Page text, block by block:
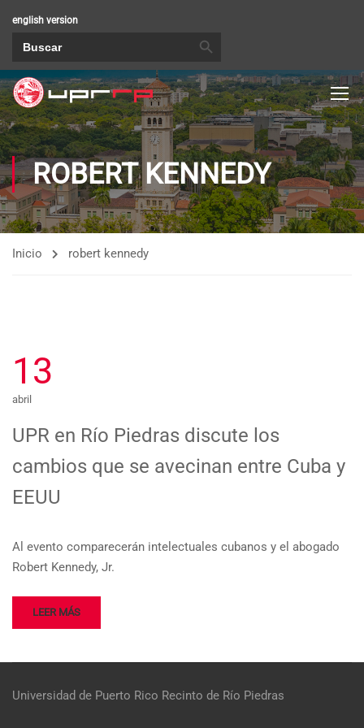
english version
ROBERT KENNEDY
Inicio robert kennedy
13
abril
UPR en Río Piedras discute los
cambios que se avecinan entre Cuba y
EEUU
Al evento comparecerán intelectuales cubanos y el abogado
Robert Kennedy, Jr.
LEER MÁS
Universidad de Puerto Rico Recinto de Río Piedras